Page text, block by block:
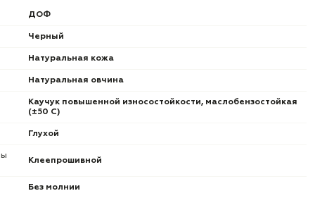
ДОФ
Черный
Натуральная кожа
Натуральная овчина
Каучук повышенной износостойкости, маслобензостойкая
(±50 С)
Глухой
Клеепрошивной
Без молнии